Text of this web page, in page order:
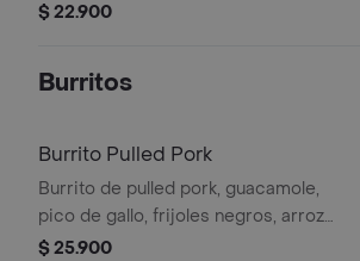
$ 22.900
Burritos
Burrito Pulled Pork
Burrito de pulled pork, guacamole,
pico de gallo, frijoles negros, arroz
achiote, lechuga y queso.
$ 25.900